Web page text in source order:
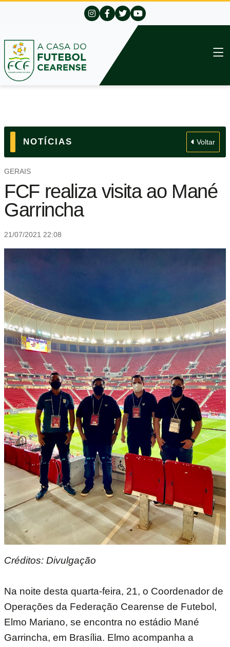
NOTÍCIAS Voltar
GERAIS
FCF realiza visita ao Mané
Garrincha
21/07/2021 22:08
Créditos: Divulgação
Na noite desta quarta-feira, 21, o Coordenador de
Operações da Federação Cearense de Futebol,
Elmo Mariano, se encontra no estádio Mané
Garrincha, em Brasília. Elmo acompanha a